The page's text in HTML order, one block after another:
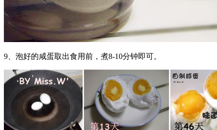
9、泡好的咸蛋取出食用前，煮8-10分钟即可。